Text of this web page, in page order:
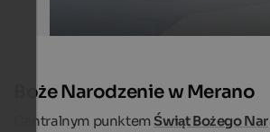
Boże Narodzenie w Merano
Centralnym punktemŚwiąt Bożego Nar